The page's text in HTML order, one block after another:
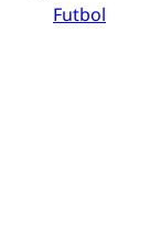
Futbol